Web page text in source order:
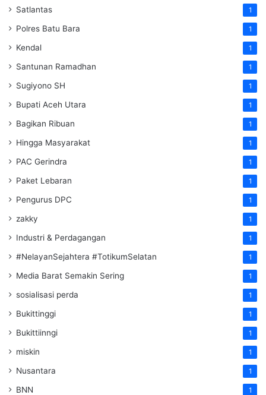
Satlantas 1
Polres Batu Bara 1
Kendal 1
Santunan Ramadhan 1
Sugiyono SH 1
Bupati Aceh Utara 1
Bagikan Ribuan 1
Hingga Masyarakat 1
PAC Gerindra 1
Paket Lebaran 1
Pengurus DPC 1
zakky 1
Industri & Perdagangan 1
#NelayanSejahtera #TotikumSelatan 1
Media Barat Semakin Sering 1
sosialisasi perda 1
Bukittinggi 1
Bukittiinngi 1
miskin 1
Nusantara 1
BNN 1